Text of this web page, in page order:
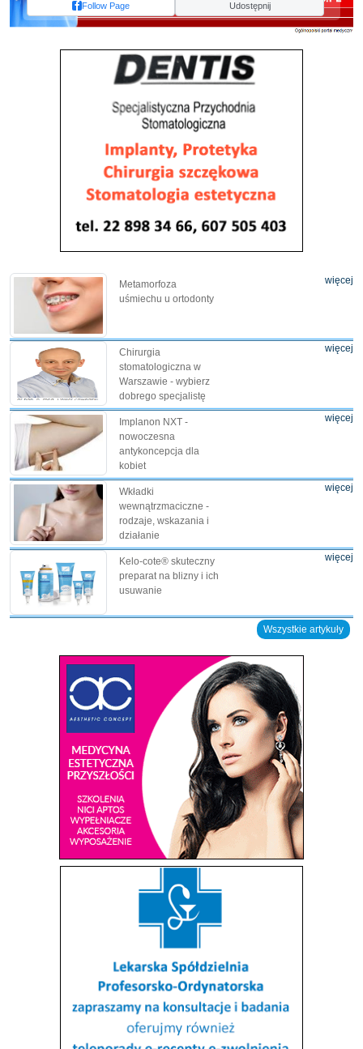
Follow Page Udostępnij
Metamorfoza
uśmiechu u ortodonty
więcej
Chirurgia
stomatologiczna w
Warszawie - wybierz
dobrego specjalistę
więcej
Implanon NXT -
nowoczesna
antykoncepcja dla
kobiet
więcej
Wkładki
wewnątrzmaciczne -
rodzaje, wskazania i
działanie
więcej
Kelo-cote® skuteczny
preparat na blizny i ich
usuwanie
więcej
Wszystkie artykuły